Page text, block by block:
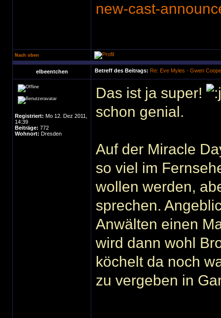
new-cast-
Nach oben
elbeentchen Betreff des Beitrags: Re: Eve Myles - Gwen
Registriert: Mo 12. Dez 2011,
14:39
Beiträge: 772
Wohnort: Dresden
Das ist ja super!
schon genial.
Auf der Miracle
so viel im
wollen werden,
sprechen.
Anwälten einen
wird dann wohl
köchelt da noch
zu vergeben in